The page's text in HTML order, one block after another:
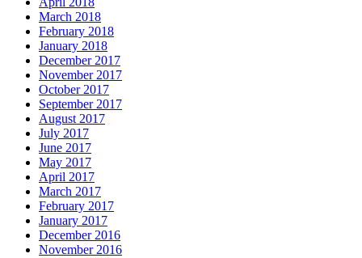
March 2018
February 2018
January 2018
December 2017
November 2017
October 2017
September 2017
August 2017
July 2017
June 2017
May 2017
April 2017
March 2017
February 2017
January 2017
December 2016
November 2016